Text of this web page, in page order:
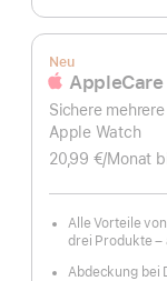
Neu
AppleCare
Sichere
Apple Watch
20,99 €/Monat
Alle Vorteile
drei Produkte –
Abdeckung bei